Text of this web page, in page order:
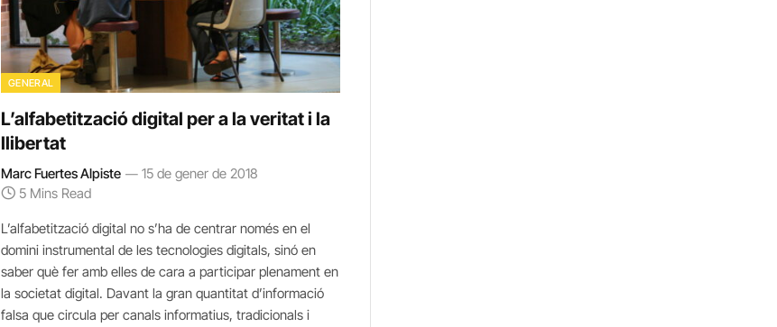
GENERAL
L’alfabetització digital per a la veritat i la
llibertat
Marc Fuertes Alpiste
15 de gener de 2018
5 Mins Read
L’alfabetització digital no s’ha de centrar només en el
domini instrumental de les tecnologies digitals, sinó en
saber què fer amb elles de cara a participar plenament en
la societat digital. Davant la gran quantitat d’informació
falsa que circula per canals informatius, tradicionals i